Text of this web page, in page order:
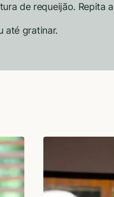
de requeijão. Repita
até gratinar.